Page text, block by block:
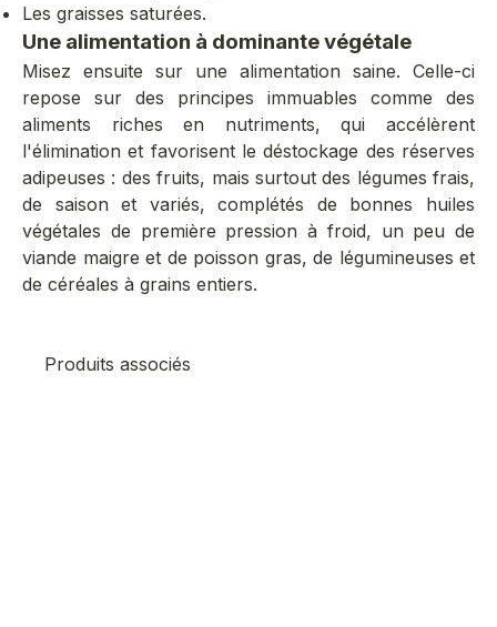
Les graisses saturées.
Une alimentation à dominante végétale
Misez ensuite sur une alimentation saine. Celle-ci
repose sur des principes immuables comme des
aliments riches en nutriments, qui accélèrent
l'élimination et favorisent le déstockage des réserves
adipeuses : des fruits, mais surtout des légumes frais,
de saison et variés, complétés de bonnes huiles
végétales de première pression à froid, un peu de
viande maigre et de poisson gras, de légumineuses et
de céréales à grains entiers.
Produits associés